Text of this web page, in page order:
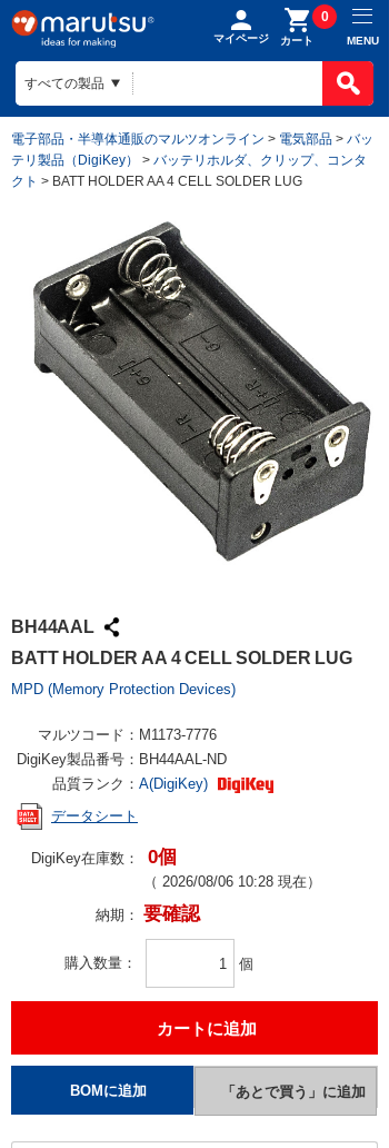
マイページ カート
0
MENU
電子部品・半導体通販のマルツオンライン > 電気部品 > バッ
テリ製品（DigiKey）
> バッテリホルダ、クリップ、コンタ
クト > BATT HOLDER AA 4 CELL SOLDER LUG
BH44AAL
BATT HOLDER AA 4 CELL SOLDER LUG
MPD (Memory Protection Devices)
マルツコード： M1173-7776
DigiKey製品番号： BH44AAL-ND
品質ランク： A(DigiKey)
データシート
DigiKey在庫数： 0個
（ 2026/08/06 10:28 現在）
納期： 要確認
購入数量 個